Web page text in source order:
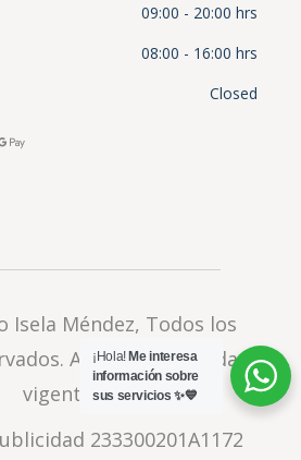
09:00 - 20:00 hrs
08:00 - 16:00 hrs
Closed
Isela Méndez, Todos los
Aviso de privacidad
vigente
233300201A1172
¡Hola! Me interesa
información sobre
sus servicios ✨💙